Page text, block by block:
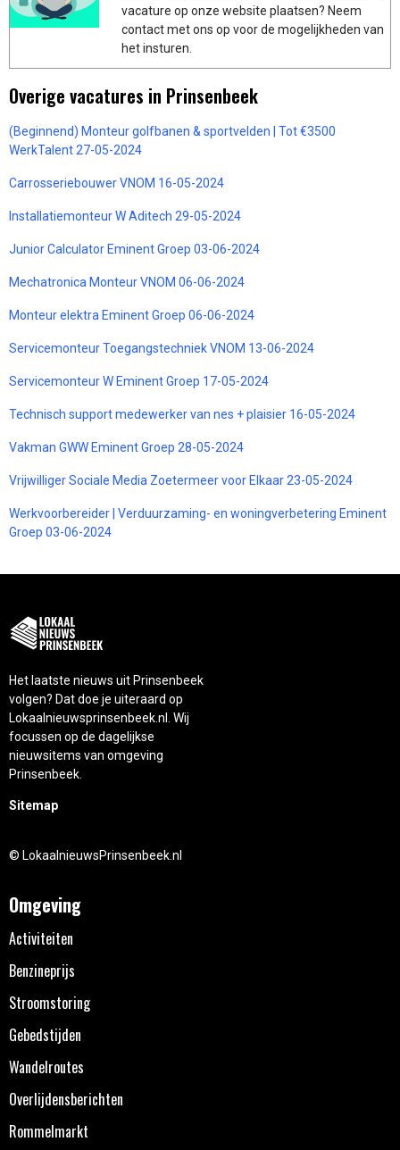
vacature op onze website plaatsen? Neem
contact met ons op voor de mogelijkheden van
het insturen.
Overige vacatures in Prinsenbeek
(Beginnend) Monteur golfbanen & sportvelden | Tot €3500
WerkTalent 27-05-2024
Carrosseriebouwer VNOM 16-05-2024
Installatiemonteur W Aditech 29-05-2024
Junior Calculator Eminent Groep 03-06-2024
Mechatronica Monteur VNOM 06-06-2024
Monteur elektra Eminent Groep 06-06-2024
Servicemonteur Toegangstechniek VNOM 13-06-2024
Servicemonteur W Eminent Groep 17-05-2024
Technisch support medewerker van nes + plaisier 16-05-2024
Vakman GWW Eminent Groep 28-05-2024
Vrijwilliger Sociale Media Zoetermeer voor Elkaar 23-05-2024
Werkvoorbereider | Verduurzaming- en woningverbetering Eminent
Groep 03-06-2024
Het laatste nieuws uit Prinsenbeek
volgen? Dat doe je uiteraard op
Lokaalnieuwsprinsenbeek.nl. Wij
focussen op de dagelijkse
nieuwsitems van omgeving
Prinsenbeek.
Sitemap
© LokaalnieuwsPrinsenbeek.nl
Omgeving
Activiteiten
Benzineprijs
Stroomstoring
Gebedstijden
Wandelroutes
Overlijdensberichten
Rommelmarkt